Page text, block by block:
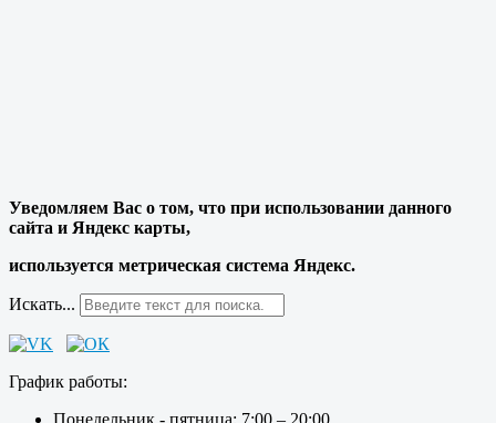
Уведомляем Вас о том, что при использовании данного
сайта и Яндекс карты,
используется метрическая система Яндекс.
Искать...
График работы:
Понедельник - пятница: 7:00 – 20:00